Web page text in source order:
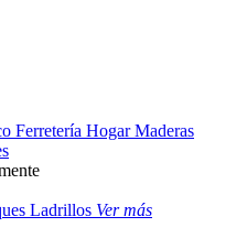
Ferretería HogarMaderas
Ladrillos Ver más